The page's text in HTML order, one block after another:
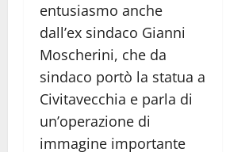
entusiasmo anche
dall’ex sindaco Gianni
Moscherini, che da
sindaco portò la statua a
Civitavecchia e parla di
un’operazione di
immagine importante